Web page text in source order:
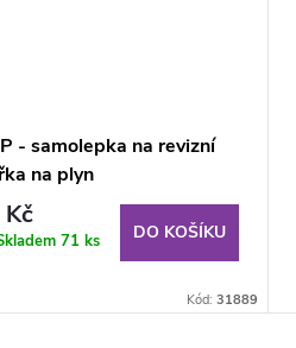
- samolepka na revizní
na plyn
71 ks DO KOŠÍKU
Kód: 31889